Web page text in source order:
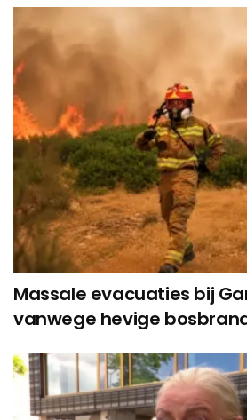
Massale evacuaties bij
vanwege hevige